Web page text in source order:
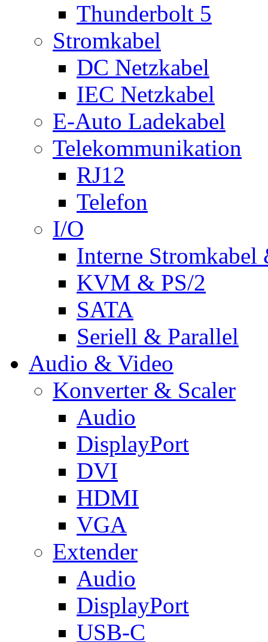
Thunderbolt 5
Stromkabel
DC Netzkabel
IEC Netzkabel
E-Auto Ladekabel
Telekommunikation
RJ12
Telefon
I/O
Interne Stromkabel
KVM & PS/2
SATA
Seriell & Parallel
Audio & Video
Konverter & Scaler
Audio
DisplayPort
DVI
HDMI
VGA
Extender
Audio
DisplayPort
USB-C